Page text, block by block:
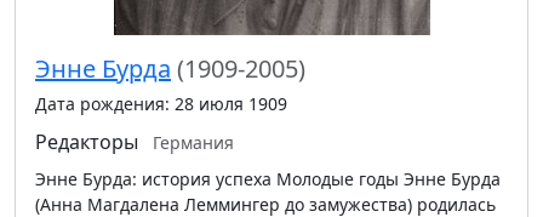
Энне Бурда (1909-2005)
Дата рождения: 28 июля 1909
Редакторы
Германия
Энне Бурда: история успеха Молодые годы Энне Бурда
(Анна Магдалена Леммингер до замужества) родилась